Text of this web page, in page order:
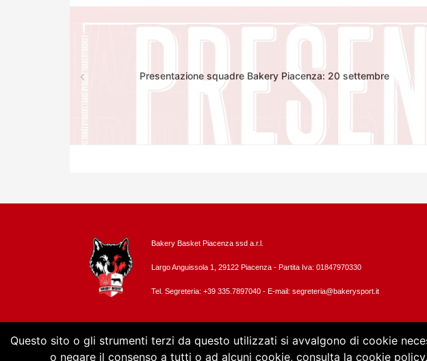
Presentazione squadre Bakery Piacenza: 20 settembre
Bakery Basket Piacenza ssd a.r.l.
Largo Anguissola 1, 29122 Piacenza - Partita Iva: 01847970330
Tel. Segreteria: +39 335.7897040 - E-mail: segreteria@bakerysport.it
Questo sito o gli strumenti terzi da questo utilizzati si avvalgono di cookie
o negare il consenso a tutti o ad alcuni cookie, consulta la cookie